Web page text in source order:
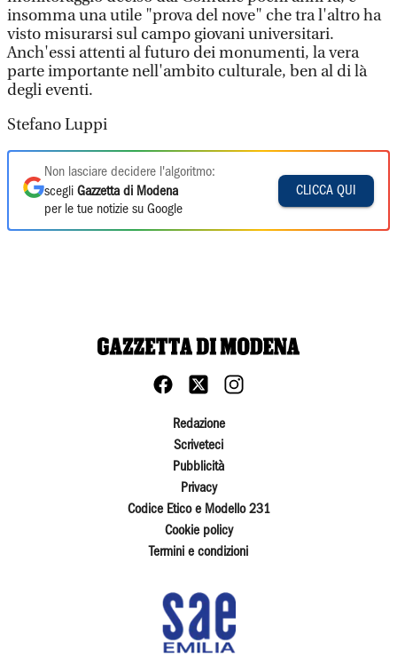
insomma una utile "prova del nove" che tra l'altro ha
visto misurarsi sul campo giovani universitari.
Anch'essi attenti al futuro dei monumenti, la vera
parte importante nell'ambito culturale, ben al di là
degli eventi.
Stefano Luppi
Non lasciare decidere l'algoritmo:
scegli Gazzetta di Modena
per le tue notizie su Google
CLICCA QUI
Redazione
Scriveteci
Pubblicità
Privacy
Codice Etico e Modello 231
Cookie policy
Termini e condizioni